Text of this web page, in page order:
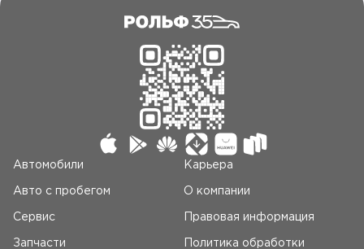
Автомобили
Авто c пробегом
Сервис
Запчасти
Карьера
О компании
Правовая информация
Политика обработки